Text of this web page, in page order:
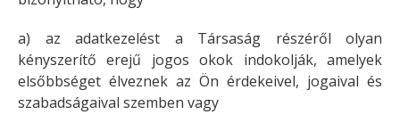
a) az adatkezelést a Társaság részéről olyan
kényszerítő erejű jogos okok indokolják, amelyek
elsőbbséget élveznek az Ön érdekeivel, jogaival és
szabadságaival szemben vagy